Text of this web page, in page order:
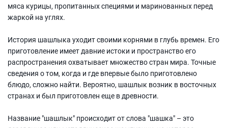
мяса курицы, пропитанных специями и маринованных перед
жаркой на углях.
История шашлыка уходит своими корнями в глубь времен. Его
приготовление имеет давние истоки и пространство его
распространения охватывает множество стран мира. Точные
сведения о том, когда и где впервые было приготовлено
блюдо, сложно найти. Вероятно, шашлык возник в восточных
странах и был приготовлен еще в древности.
Название "шашлык" происходит от слова "шашка" – это